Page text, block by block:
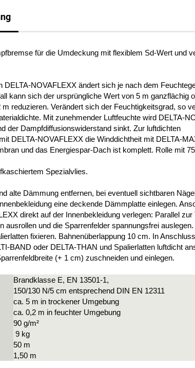
für die Umdeckung mit flexiblem Sd-Wert und
DELTA-NOVAFLEXX ändert sich je nach dem
kann sich der ursprüngliche Wert von 5 m ganzflächig
m reduzieren. Verändert sich der Feuchtigkeitsgrad, so
Mit zunehmender Luftfeuchte wird DELTA-
der Dampfdiffusionswiderstand sinkt. Zur luftdichten
DELTA-NOVAFLEXX die Winddichtheit mit DELTA-
und das Energiespar-Dach ist komplett. Rolle mit 75
Spezialvlies.
alte Dämmung entfernen, bei eventuell sichtbaren
eine deckende Dämmplatte einlegen.
direkt auf der Innenbekleidung verlegen: Parallel zur
ausrollen und die Sparrenfelder spannungsfrei
fixieren. Bahnenüberlappung 10 cm. In
BAND oder DELTA-THAN und Spalierlatten luftdicht
(+ 1 cm) zuschneiden und einlegen.
Brandklasse E, EN 13501-1,
150/130 N/5 cm entsprechend DIN EN 12311
ca. 5 m in trockener Umgebung
ca. 0,2 m in feuchter Umgebung
90 g/m²
9 kg
50 m
1,50 m